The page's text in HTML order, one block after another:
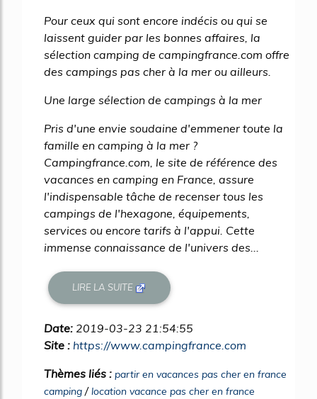
Pour ceux qui sont encore indécis ou qui se
laissent guider par les bonnes affaires, la
sélection camping de campingfrance.com offre
des campings pas cher à la mer ou ailleurs.
Une large sélection de campings à la mer
Pris d'une envie soudaine d'emmener toute la
famille en camping à la mer ?
Campingfrance.com, le site de référence des
vacances en camping en France, assure
l'indispensable tâche de recenser tous les
campings de l'hexagone, équipements,
services ou encore tarifs à l'appui. Cette
immense connaissance de l'univers des...
LIRE LA SUITE
Date: 2019-03-23 21:54:55
Site : https://www.campingfrance.com
Thèmes liés : partir en vacances pas cher en france
camping /location vacance pas cher en france